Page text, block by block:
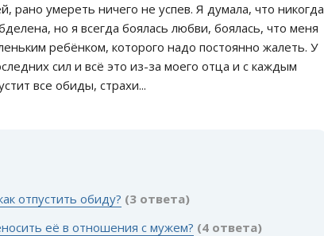
рано умереть ничего не успев. Я думала, что никогда
но я всегда боялась любви, боялась, что меня
ребёнком, которого надо постоянно жалеть. У
сил и всё это из-за моего отца и с каждым
все обиды, страхи...
отпустить обиду? (3 ответа)
её в отношения с мужем? (4 ответа)